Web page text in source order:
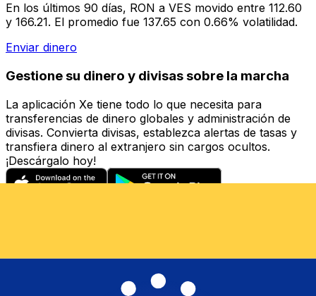
En los últimos 90 días, RON a VES movido entre 112.60
y 166.21. El promedio fue 137.65 con 0.66% volatilidad.
Enviar dinero
Gestione su dinero y divisas sobre la marcha
La aplicación Xe tiene todo lo que necesita para
transferencias de dinero globales y administración de
divisas. Convierta divisas, establezca alertas de tasas y
transfiera dinero al extranjero sin cargos ocultos.
¡Descárgalo hoy!